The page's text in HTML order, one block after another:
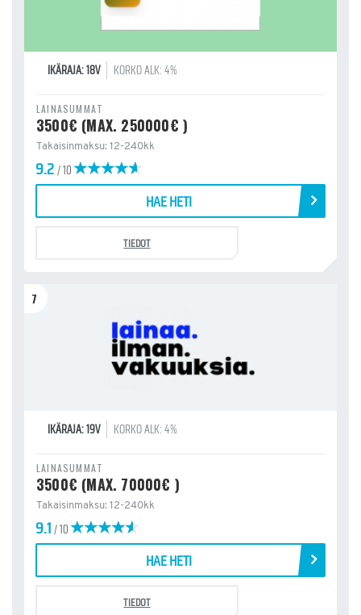
IKÄRAJA: 18V KORKO ALK: 4%
LAINASUMMAT
3500€ (MAX. 250000€ )
Takaisinmaksu: 12-240kk
9.2/ 10
HAE HETI
TIEDOT
7
IKÄRAJA: 19V KORKO ALK: 4%
LAINASUMMAT
3500€ (MAX. 70000€ )
Takaisinmaksu: 12-240kk
9.1/ 10
HAE HETI
TIEDOT